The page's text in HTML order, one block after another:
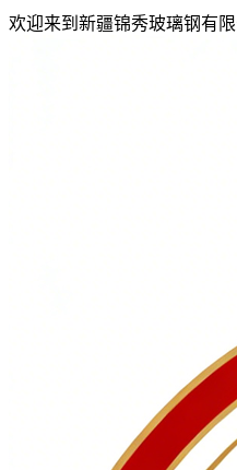
欢迎来到新疆锦秀玻璃钢有